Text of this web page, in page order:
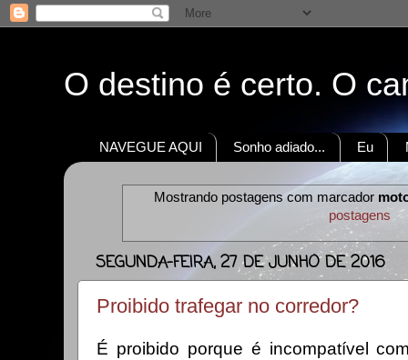
O destino é certo. O
NAVEGUE AQUI Sonho adiado... Eu
Mostrando postagens com marcador
postagens
SEGUNDA-FEIRA, 27 DE JUNHO DE 2016
Proibido trafegar no corredor?
É proibido porque é incompatível